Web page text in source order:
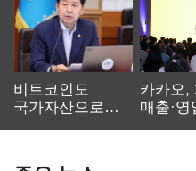
비트코인도
국가자산으로…'
카카오,
매출·영